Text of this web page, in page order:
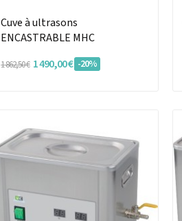
Cuve à ultrasons
ENCASTRABLE MHC
1 862,50 € 1 490,00 € -20%